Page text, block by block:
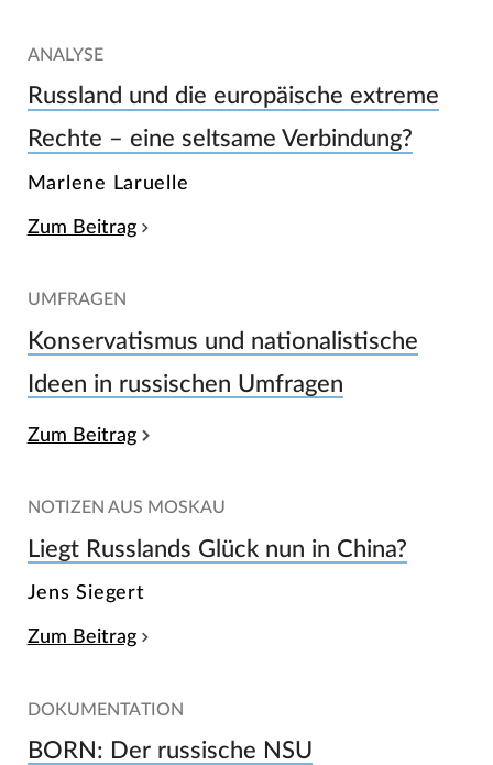
ANALYSE
Russland und die europäische extreme
Rechte – eine seltsame Verbindung?
Marlene Laruelle
Zum Beitrag
UMFRAGEN
Konservatismus und nationalistische
Ideen in russischen Umfragen
Zum Beitrag
NOTIZEN AUS MOSKAU
Liegt Russlands Glück nun in China?
Jens Siegert
Zum Beitrag
DOKUMENTATION
BORN: Der russische NSU